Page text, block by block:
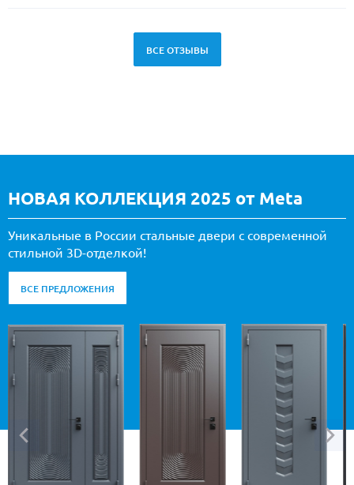
ВСЕ ОТЗЫВЫ
НОВАЯ КОЛЛЕКЦИЯ 2025 от Meta
Уникальные в России стальные двери с современной
стильной 3D-отделкой!
ВСЕ ПРЕДЛОЖЕНИЯ